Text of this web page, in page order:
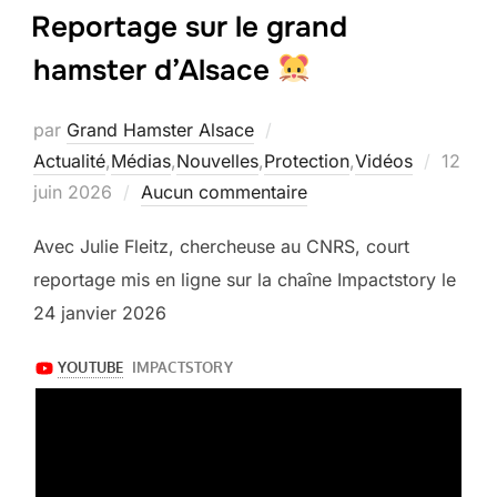
Reportage sur le grand
hamster d’Alsace
par Grand Hamster Alsace
Actualité,Médias,Nouvelles,Protection,Vidéos
Publié
12
juin 2026
Aucun commentaire
Avec Julie Fleitz, chercheuse au CNRS, court
reportage mis en ligne sur la chaîne Impactstory le
24 janvier 2026